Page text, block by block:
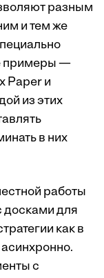
разным
и тем же
примеры —
Paper и
из этих
в них
работы
досками для
как в
с